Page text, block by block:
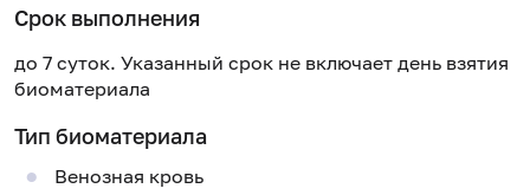
Срок выполнения
до 7 суток. Указанный срок не включает день взятия
биоматериала
Тип биоматериала
Венозная кровь